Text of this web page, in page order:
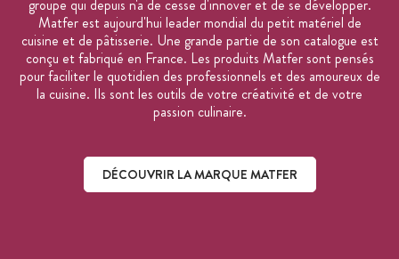
groupe qui depuis n'a de cesse d'innover et de se développer.
Matfer est aujourd'hui leader mondial du petit matériel de
cuisine et de pâtisserie. Une grande partie de son catalogue est
conçu et fabriqué en France. Les produits Matfer sont pensés
pour faciliter le quotidien des professionnels et des amoureux de
la cuisine. Ils sont les outils de votre créativité et de votre
passion culinaire.
DÉCOUVRIR LA MARQUE MATFER